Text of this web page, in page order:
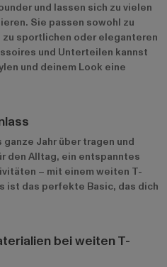
und lassen sich zu vielen
Sie passen sowohl zu
sportlichen oder eleganteren
und Unterteilen kannst
und deinem Look eine
Jahr über tragen und
den Alltag, ein entspanntes
– mit einem weiten T-
ist das perfekte Basic, das dich
bei weiten T-